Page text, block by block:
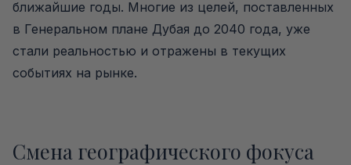
ближайшие годы. Многие из целей, поставленных
в Генеральном плане Дубая до 2040 года, уже
стали реальностью и отражены в текущих
событиях на рынке.
Смена географического фокуса